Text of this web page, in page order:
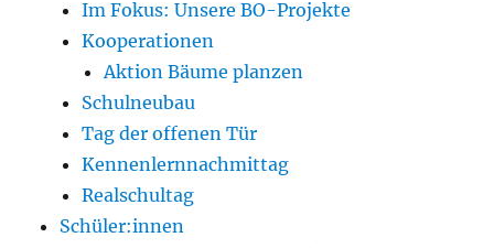
Im Fokus: Unsere BO-Projekte
Kooperationen
Aktion Bäume planzen
Schulneubau
Tag der offenen Tür
Kennenlernnachmittag
Realschultag
Schüler:innen